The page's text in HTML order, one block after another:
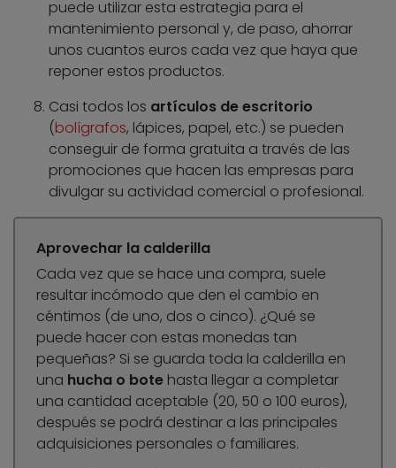
puede utilizar esta estrategia para el
mantenimiento personal y, de paso, ahorrar
unos cuantos euros cada vez que haya que
reponer estos productos.
Casi todos los artículos de escritorio
(bolígrafos, lápices, papel, etc.) se pueden
conseguir de forma gratuita a través de las
promociones que hacen las empresas para
divulgar su actividad comercial o profesional.
Aprovechar la calderilla
Cada vez que se hace una compra, suele
resultar incómodo que den el cambio en
céntimos (de uno, dos o cinco). ¿Qué se
puede hacer con estas monedas tan
pequeñas? Si se guarda toda la calderilla en
una hucha o bote hasta llegar a completar
una cantidad aceptable (20, 50 o 100 euros),
después se podrá destinar a las principales
adquisiciones personales o familiares.